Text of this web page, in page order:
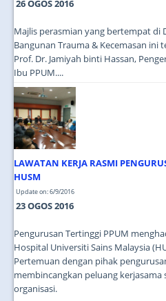
26 OGOS 2016
Majlis perasmian yang bertempat di
Bangunan Trauma & Kecemasan ini
Prof. Dr. Jamiyah binti Hassan,
Ibu PPUM....
LAWATAN KERJA RASMI
HUSM
Update on: 6/9/2016
23 OGOS 2016
Pengurusan Tertinggi PPUM
Hospital Universiti Sains Malaysia
Pertemuan dengan pihak
membincangkan peluang
organisasi.